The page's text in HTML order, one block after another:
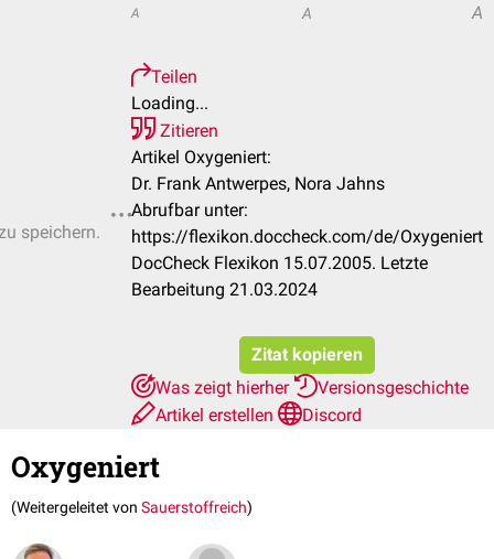
speichern.
A A A
Teilen
Loading...
Zitieren
Artikel Oxygeniert:
Dr. Frank Antwerpes, Nora Jahns
Abrufbar unter:
https://flexikon.doccheck.com/de/Oxygeniert
DocCheck Flexikon 15.07.2005. Letzte
Bearbeitung 21.03.2024
Zitat kopieren
Was zeigt hierher
Versionsgeschichte
Artikel erstellen
Discord
Oxygeniert
(Weitergeleitet von Sauerstoffreich)